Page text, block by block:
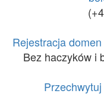
Rejestracja
Bez haczyków i